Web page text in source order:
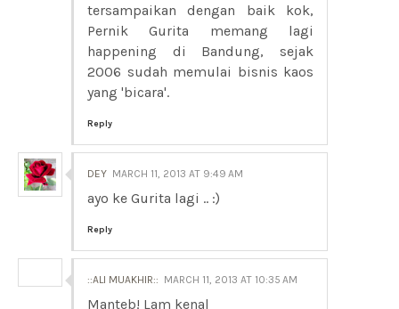
tersampaikan dengan baik kok,
Pernik Gurita memang lagi
happening di Bandung, sejak
2006 sudah memulai bisnis kaos
yang 'bicara'.
Reply
DEY MARCH 11, 2013 AT 9:49 AM
ayo ke Gurita lagi .. :)
Reply
::ALI MUAKHIR:: MARCH 11, 2013 AT 10:35 AM
Manteb! Lam kenal